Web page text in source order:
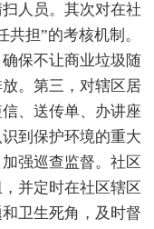
人员。其次对在社
担”的考核机制。
保不让商业垃圾随
。第三，对辖区居
、送传单、办讲座
到保护环境的重大
强巡查监督。社区
并定时在社区辖区
卫生死角，及时督